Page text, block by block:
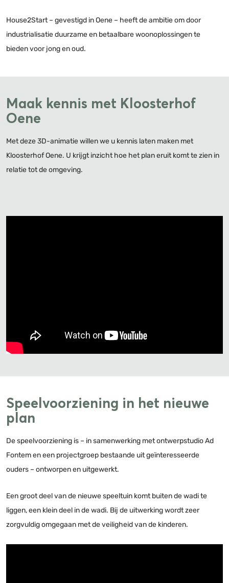
House2Start – gevestigd in Oene – heeft de ambitie om door
industrialisatie duurzame en betaalbare woonoplossingen te
bieden voor jong en oud.
Maak kennis met Kloosterhof
Oene
Met deze 3D-animatie willen we u kennis laten maken met
Kloosterhof Oene. U krijgt inzicht hoe het plan eruit komt te zien in
relatie tot de omgeving.
Speelvoorziening in het nieuwe
plan
De speelvoorziening is – in samenwerking met ontwerpstudio Ad
Fontem en een projectgroep bestaande uit geïnteresseerde
ouders – ontworpen en uitgewerkt.
Een groot deel van de nieuwe speeltuin komt buiten de wadi te
liggen, een klein deel in de wadi. Bij de uitwerking wordt zeer
zorgvuldig omgegaan met de veiligheid van de kinderen.